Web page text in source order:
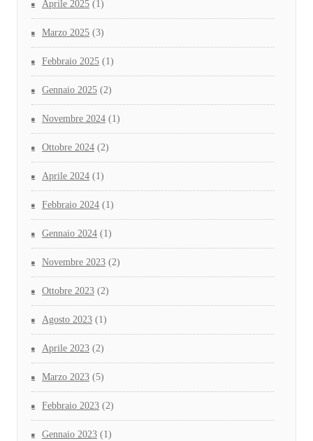
Aprile 2025 (1)
Marzo 2025 (3)
Febbraio 2025 (1)
Gennaio 2025 (2)
Novembre 2024 (1)
Ottobre 2024 (2)
Aprile 2024 (1)
Febbraio 2024 (1)
Gennaio 2024 (1)
Novembre 2023 (2)
Ottobre 2023 (2)
Agosto 2023 (1)
Aprile 2023 (2)
Marzo 2023 (5)
Febbraio 2023 (2)
Gennaio 2023 (1)